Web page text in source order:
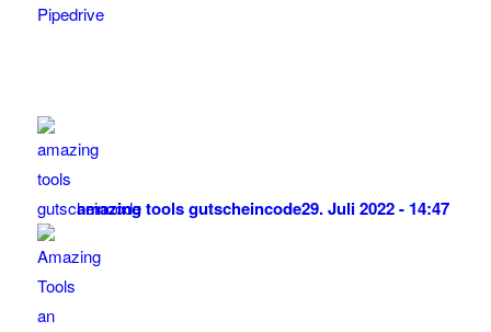
Pipedrive
amazing tools gutscheincode29. Juli 2022 - 14:47